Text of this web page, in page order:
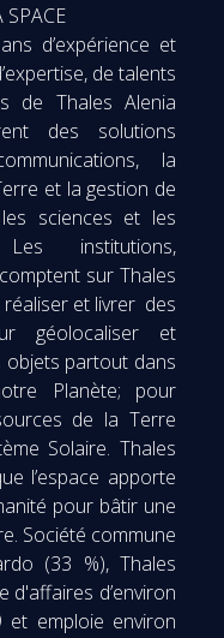
d’expérience et
de talents
de Thales Alenia
des solutions
la
et la gestion de
les sciences et les
institutions,
sur Thales
et livrer des
géolocaliser et
partout dans
Planète; pour
de la Terre
Solaire. Thales
l’espace apporte
pour bâtir une
Société commune
(33 %), Thales
d'affaires d’environ
et emploie environ